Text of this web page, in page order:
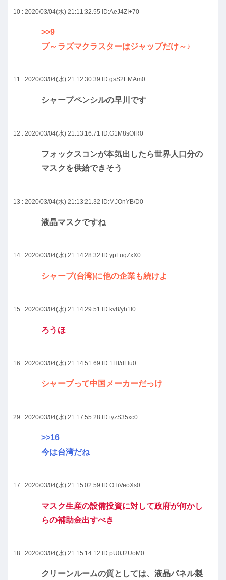
10 : 2020/03/04(水) 21:11:32.55 ID:AeJ4ZI+70
>>9
プ～ラズマクラスターはジャップだけ～♪
11 : 2020/03/04(水) 21:12:30.39 ID:gsS2EMAm0
シャープペンシルの早川です
12 : 2020/03/04(水) 21:13:16.71 ID:G1M8sOIR0
フォックスコンが本気出したら世界人口分の
マスクを供給できそう
13 : 2020/03/04(水) 21:13:21.32 ID:MJOnYB/D0
液晶マスクですね
14 : 2020/03/04(水) 21:14:28.32 ID:ypLuqZxX0
シャープ(台湾)に他の企業も続けよ
15 : 2020/03/04(水) 21:14:29.51 ID:kv8/yh1I0
ろうほ
16 : 2020/03/04(水) 21:14:51.69 ID:1Hf/dLlu0
シャープって中国メーカーだっけ
29 : 2020/03/04(水) 21:17:55.28 ID:tyzS35xc0
>>16
今は台湾だね
17 : 2020/03/04(水) 21:15:02.59 ID:OTiVeoXs0
マスク生産の設備投資に対して政府が何かし
らの補助金出すべき
18 : 2020/03/04(水) 21:15:14.12 ID:pU0J2UoM0
クリーンルームの質としては、液晶パネル製